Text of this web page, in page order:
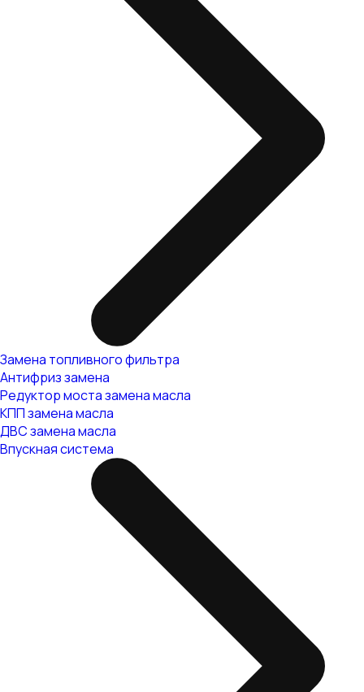
Замена топливного фильтра
Антифриз замена
Редуктор моста замена масла
КПП замена масла
ДВС замена масла
Впускная система